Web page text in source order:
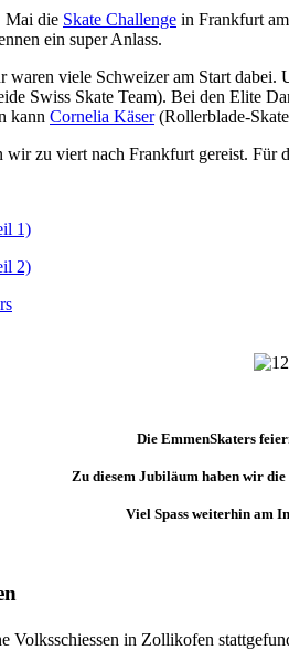
Mai die Skate Challenge in Frankfurt
ein super Anlass.
waren viele Schweizer am Start
Swiss Skate Team). Bei den Elite
kann Cornelia Käser(Rollerblade-
wir zu viert nach Frankfurt gereist. Für
1)
2)
Die EmmenSkaters
Zu diesem Jubiläum haben wir die
Viel Spass weiterhin am
Volksschiessen in Zollikofen